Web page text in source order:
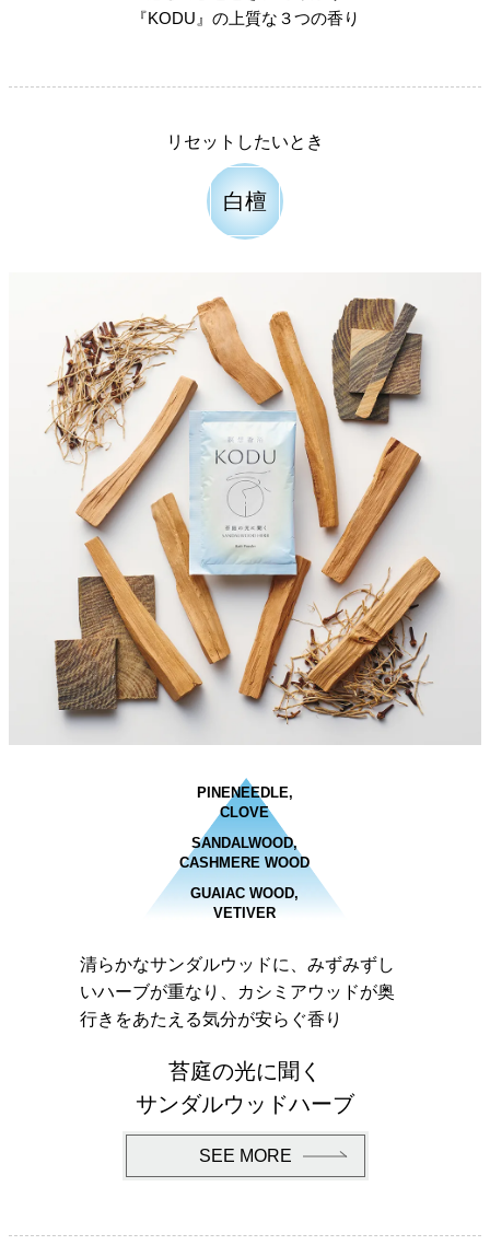
『KODU』の上質な３つの香り
リセットしたいとき
白檀
PINENEEDLE,
CLOVE
SANDALWOOD,
CASHMERE WOOD
GUAIAC WOOD,
VETIVER
清らかなサンダルウッドに、みずみずし
いハーブが重なり、カシミアウッドが奥
行きをあたえる気分が安らぐ香り
苔庭の光に聞く
サンダルウッドハーブ
SEE MORE